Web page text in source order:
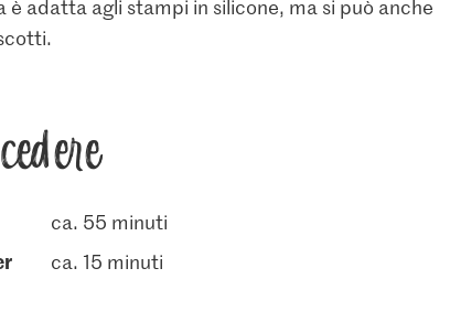
adatta agli stampi in silicone, ma si può anche
ca. 55 minuti
ca. 15 minuti